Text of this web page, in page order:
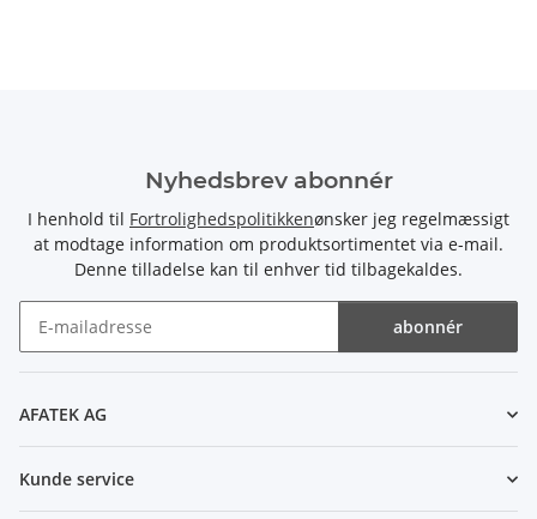
Nyhedsbrev abonnér
I henhold til Fortrolighedspolitikkenønsker jeg regelmæssigt
at modtage information om produktsortimentet via e-mail.
Denne tilladelse kan til enhver tid tilbagekaldes.
abonnér
AFATEK AG
Kunde service